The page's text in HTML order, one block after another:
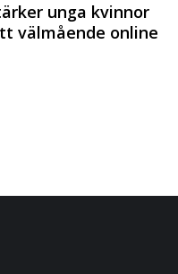
unga kvinnor
välmående online